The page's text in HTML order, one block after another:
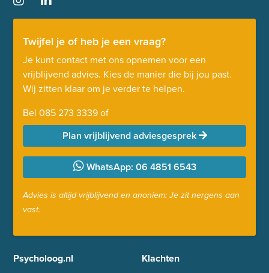
Twijfel je of heb je een vraag?
Je kunt contact met ons opnemen voor een
vrijblijvend advies. Kies de manier die bij jou past.
Wij zitten klaar om je verder te helpen.
Bel 085 273 3339of
Plan vrijblijvend adviesgesprek
WhatsApp: 06 4851 6543
Advies is altijd vrijblijvend en anoniem: Je zit nergens aan
vast.
Psycholoog.nl
Klachten